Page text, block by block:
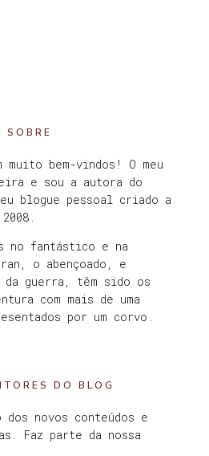
SOBRE
bem-vindos! O meu
e sou a autora do
blogue pessoal criado a
no fantástico e na
o abençoado, e
da guerra, têm sido os
com mais de uma
por um corvo.
DO BLOG
novos conteúdos e
Faz parte da nossa